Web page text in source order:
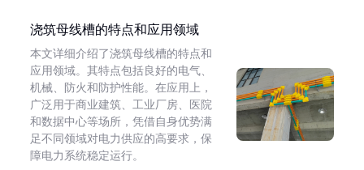
浇筑母线槽的特点和应用领域
本文详细介绍了浇筑母线槽的特点和
应用领域。其特点包括良好的电气、
机械、防火和防护性能。在应用上，
广泛用于商业建筑、工业厂房、医院
和数据中心等场所，凭借自身优势满
足不同领域对电力供应的高要求，保
障电力系统稳定运行。